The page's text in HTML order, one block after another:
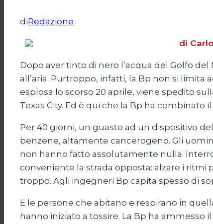
diRedazione
di
Dopo aver tinto di nero l’acqua del Golfo
all’aria. Purtroppo, infatti, la Bp non si
esplosa lo scorso 20 aprile, viene spedito
Texas City. Ed è qui che la Bp ha combinato
Per 40 giorni, un guasto ad un dispositivo
benzene, altamente cancerogeno. Gli
non hanno fatto assolutamente nulla.
conveniente la strada opposta: alzare i ritmi
troppo. Agli ingegneri Bp capita spesso di
E le persone che abitano e respirano in
hanno iniziato a tossire. La Bp ha